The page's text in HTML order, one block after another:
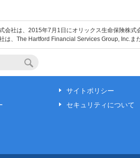
込保険料総額のうちいずれか
部解約があった場合はその際
かる費用の合計額は、「運用
用」）と「年金受取期間中の
。また、特定のお客さまには
会社は、2015年7月1日にオリックス生命保険株
は、The Hartford Financial Services Group, Inc.ま
サイトポリシー
セキュリティについて